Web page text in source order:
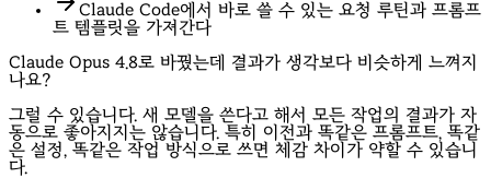
Claude Code에서 바로 쓸 수 있는 요청 루틴과 프롬프
트 템플릿을 가져간다
Claude Opus 4.8로 바꿨는데 결과가 생각보다 비슷하게 느껴지
나요?
그럴 수 있습니다. 새 모델을 쓴다고 해서 모든 작업의 결과가 자
동으로 좋아지지는 않습니다. 특히 이전과 똑같은 프롬프트, 똑같
은 설정, 똑같은 작업 방식으로 쓰면 체감 차이가 약할 수 있습니
다.